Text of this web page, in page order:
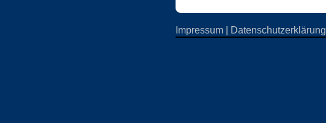
Impressum Datenschutzerklärung